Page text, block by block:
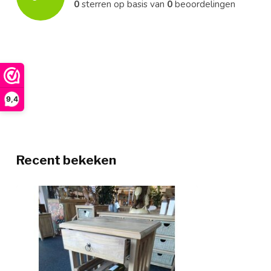
9,4
0sterren op basis van 0beoordelingen
Recent bekeken